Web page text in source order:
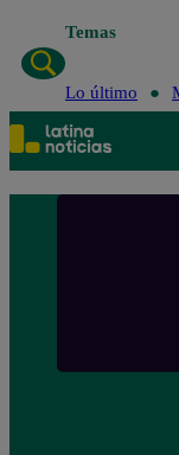
Temas
Lo último